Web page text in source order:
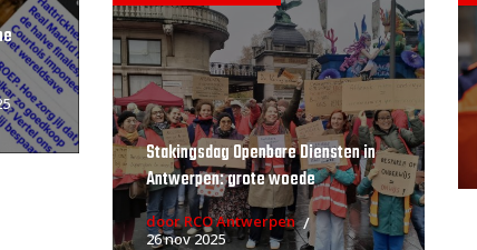
Stakingsdag Openbare Diensten in
Antwerpen: grote woede
door RCO Antwerpen
26 nov 2025